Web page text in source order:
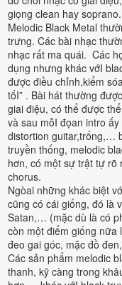
giọng clean hay soprano.
Melodic Black Metal
trưng. Các bài nhạc
nhạc rất ma quái. Các
dụng nhưng khác vớI
được điều chỉnh,kiểm
tốI” . Bài hát thường
giai điệu, có thể được
và sau mỗI đọan intro
distortion guitar,trống,…
truyền thống, melodic
hơn, có một sự trật tự
chorus.
Ngòai những khác biệt
cũng có cái giống, đó là
Satan,… (mặc dù là có
còn một điểm giống nữa
đeo gai góc, mặc đồ
Các sản phẩm melodic
thanh, kỹ càng trong